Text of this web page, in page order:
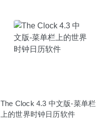
The Clock 4.3 中文版-菜单栏
上的世界时钟日历软件